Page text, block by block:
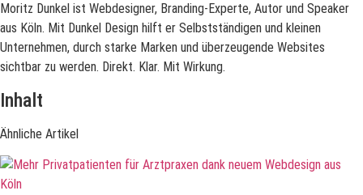
Moritz Dunkel ist Webdesigner, Branding-Experte, Autor und Speaker
aus Köln. Mit Dunkel Design hilft er Selbstständigen und kleinen
Unternehmen, durch starke Marken und überzeugende Websites
sichtbar zu werden. Direkt. Klar. Mit Wirkung.
Inhalt
Ähnliche Artikel